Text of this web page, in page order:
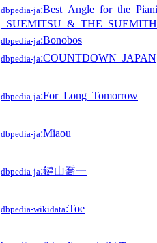
dbpedia-ja
dbpedia-ja:Bonobos
dbpedia-ja:COUNTDOWN_JAPAN
dbpedia-ja:For_Long_Tomorrow
dbpedia-ja:Miaou
dbpedia-ja:鍵山喬一
dbpedia-wikidata:Toe